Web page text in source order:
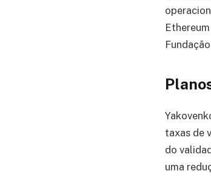
taxas de
do
uma